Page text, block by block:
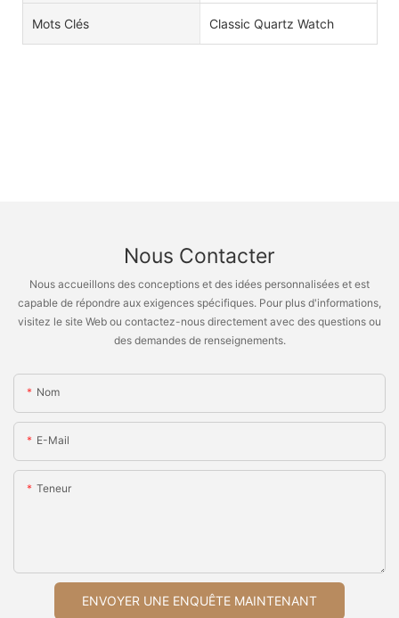
Mots Clés Classic Quartz Watch
Nous Contacter
Nous accueillons des conceptions et des idées personnalisées et est
capable de répondre aux exigences spécifiques. Pour plus d'informations,
visitez le site Web ou contactez-nous directement avec des questions ou
des demandes de renseignements.
Nom
E-Mail
Teneur
ENVOYER UNE ENQUÊTE MAINTENANT